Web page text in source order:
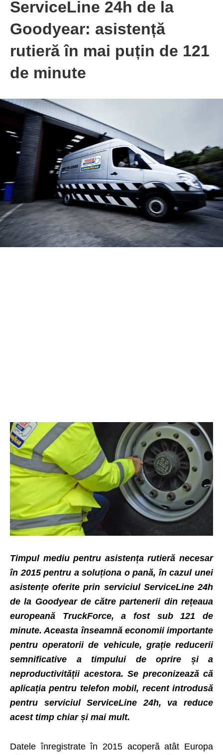
ServiceLine 24h de la
Goodyear: asistență
rutieră în mai puțin de 121
de minute
Timpul mediu pentru asistența rutieră necesar
în 2015 pentru a soluționa o pană, în cazul unei
asistențe oferite prin serviciul ServiceLine 24h
de la Goodyear de către partenerii din rețeaua
europeană TruckForce, a fost sub 121 de
minute. Aceasta înseamnă economii importante
pentru operatorii de vehicule, grație reducerii
semnificative a timpului de oprire și a
neproductivității acestora. Se preconizează că
aplicația pentru telefon mobil, recent introdusă
pentru serviciul ServiceLine 24h, va reduce
acest timp chiar și mai mult.
Datele înregistrate în 2015 acoperă atât Europa